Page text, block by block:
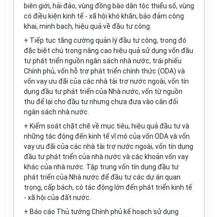
biên giới, hải đảo, vùng đồng bào dân tộc thiểu số, vùng
có điều kiện kinh tế - xã hội khó khăn; bảo đảm công
khai, minh bạch, hiệu quả về đầu tư công.
+ Tiếp tục tăng cường quản lý đầu tư công, trong đó
đặc biệt chú trọng nâng cao hiệu quả sử dụng vốn đầu
tư phát triển nguồn ngân sách nhà nước, trái phiếu
Chính phủ, vốn hỗ trợ phát triển chính thức (ODA) và
vốn vay ưu đãi của các nhà tài trợ nước ngoài, vốn tín
dụng đầu tư phát triển của Nhà nước, vốn từ nguồn
thu để lại cho đầu tư nhưng chưa đưa vào cân đối
ngân sách nhà nước.
+ Kiểm soát chặt chẽ về mục tiêu, hiệu quả đầu tư và
những tác động đến kinh tế vĩ mô của vốn ODA và vốn
vay ưu đãi của các nhà tài trợ nước ngoài, vốn tín dụng
đầu tư phát triển của nhà nước và các khoản vốn vay
khác của nhà nước. Tập trung vốn tín dụng đầu tư
phát triển của Nhà nước để đầu tư các dự án quan
trọng, cấp bách, có tác động lớn đến phát triển kinh tế
- xã hội của đất nước.
+ Báo cáo Thủ tướng Chính phủ kế hoạch sử dụng